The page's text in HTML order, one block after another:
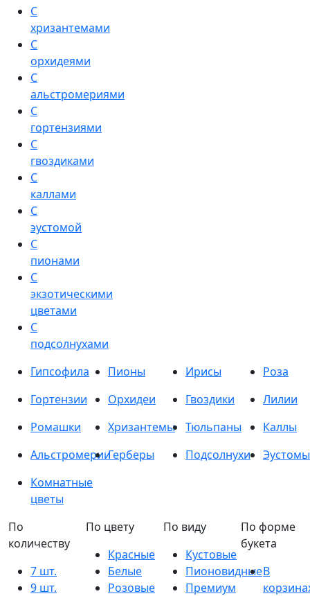
С
хризантемами
С
орхидеями
С
альстромериями
С
гортензиями
С
гвоздиками
С
каллами
С
эустомой
С
пионами
С
экзотическими
цветами
С
подсолнухами
Гипсофила
Пионы Ирисы
Роза
Гортензии
Орхидеи Гвоздики
Лилии
Ромашки
Хризантемы Тюльпаны
Каллы
АльстромерииГерберы Подсолнухи
Эустомы
Комнатные
цветы
По
количеству
7 шт.
9 шт.
По цвету
Красные
Белые
Розовые
По виду
Кустовые
Пионовидные
Премиум
По форме
букета
В